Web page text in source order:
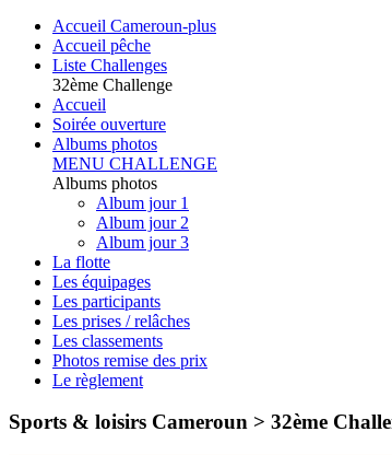
Accueil Cameroun-plus
Accueil pêche
Liste Challenges
32ème Challenge
Accueil
Soirée ouverture
Albums photos
MENU CHALLENGE
Albums photos
Album jour 1
Album jour 2
Album jour 3
La flotte
Les équipages
Les participants
Les prises / relâches
Les classements
Photos remise des prix
Le règlement
Sports & loisirs Cameroun > 32ème